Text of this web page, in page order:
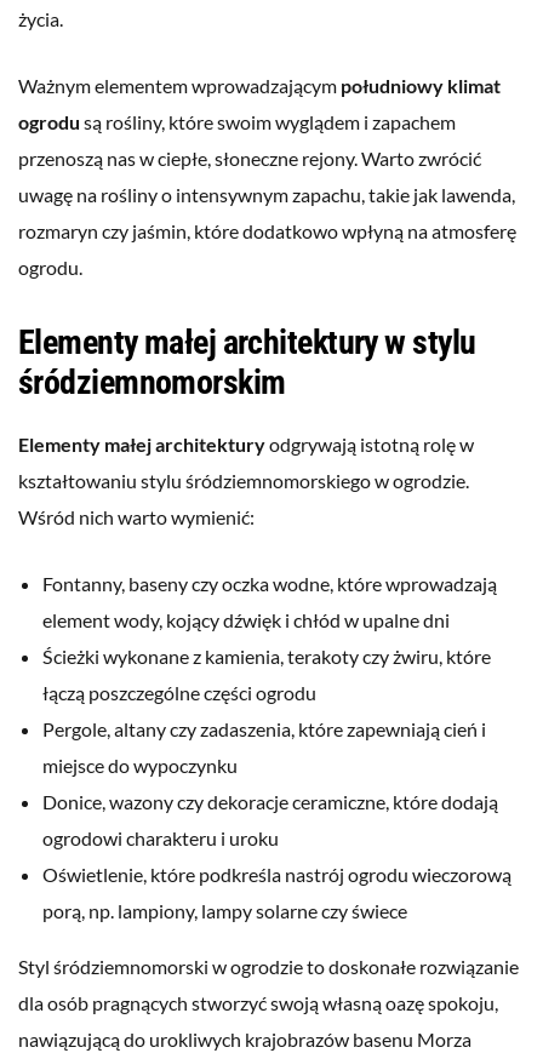
życia.
Ważnym elementem wprowadzającym południowy klimat
ogrodu są rośliny, które swoim wyglądem i zapachem
przenoszą nas w ciepłe, słoneczne rejony. Warto zwrócić
uwagę na rośliny o intensywnym zapachu, takie jak lawenda,
rozmaryn czy jaśmin, które dodatkowo wpłyną na atmosferę
ogrodu.
Elementy małej architektury w stylu
śródziemnomorskim
Elementy małej architekturyodgrywają istotną rolę w
kształtowaniu stylu śródziemnomorskiego w ogrodzie.
Wśród nich warto wymienić:
Fontanny, baseny czy oczka wodne, które wprowadzają
element wody, kojący dźwięk i chłód w upalne dni
Ścieżki wykonane z kamienia, terakoty czy żwiru, które
łączą poszczególne części ogrodu
Pergole, altany czy zadaszenia, które zapewniają cień i
miejsce do wypoczynku
Donice, wazony czy dekoracje ceramiczne, które dodają
ogrodowi charakteru i uroku
Oświetlenie, które podkreśla nastrój ogrodu wieczorową
porą, np. lampiony, lampy solarne czy świece
Styl śródziemnomorski w ogrodzie to doskonałe rozwiązanie
dla osób pragnących stworzyć swoją własną oazę spokoju,
nawiązującą do urokliwych krajobrazów basenu Morza